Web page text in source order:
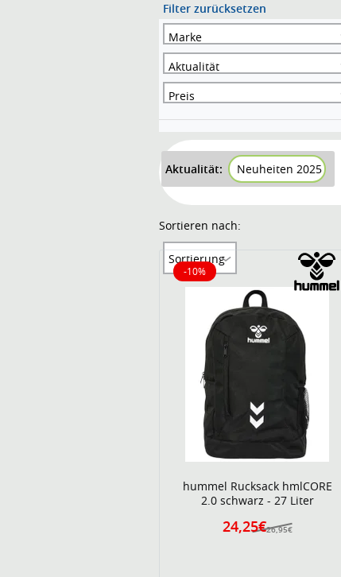
Filter zurücksetzen
Marke
Aktualität
Preis
Aktualität: Neuheiten 2025
Sortieren nach:
Sortierung
hummel Rucksack hmlCORE
2.0 schwarz - 27 Liter
26,95€
24,25€
-10%
10% reduziert